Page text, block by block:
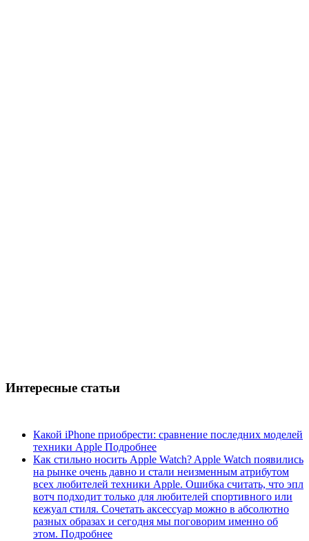
Интересные статьи
Какой iPhone приобрести: сравнение последних моделей
техники Apple Подробнее
Как стильно носить Apple Watch? Apple Watch появились
на рынке очень давно и стали неизменным атрибутом
всех любителей техники Apple. Ошибка считать, что эпл
вотч подходит только для любителей спортивного или
кежуал стиля. Сочетать аксессуар можно в абсолютно
разных образах и сегодня мы поговорим именно об
этом. Подробнее